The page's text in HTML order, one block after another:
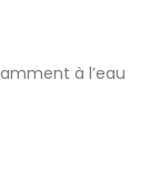
à l’eau